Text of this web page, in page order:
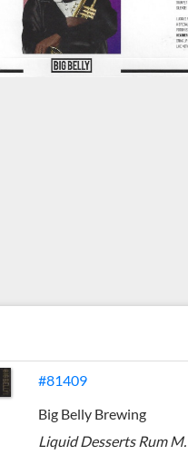
#81409
Big Belly Brewing
Liquid